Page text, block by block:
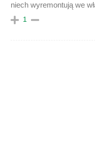
niech wyremontują we
1